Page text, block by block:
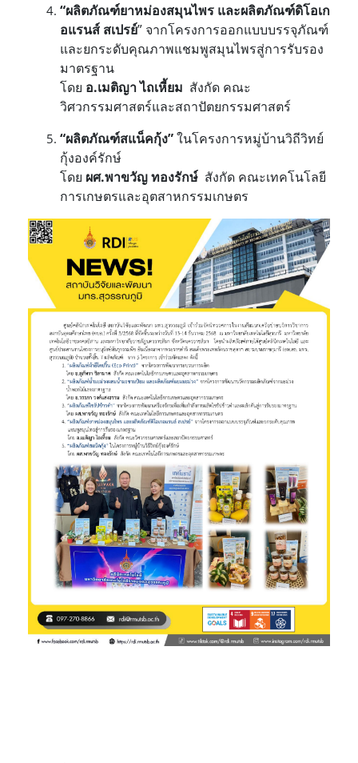
“ผลิตภัณฑ์ยาหม่องสมุนไพร และผลิตภัณฑ์ดิโอเก
อแรนส์ สเปรย์” จากโครงการออกแบบบรรจุภัณฑ์
และยกระดับคุณภาพแชมพูสมุนไพรสู่การรับรอง
มาตรฐาน
โดย อ.เมติญา ไถเหี้ยม สังกัด คณะ
วิศวกรรมศาสตร์และสถาปัตยกรรมศาสตร์
“ผลิตภัณฑ์สแน็คกุ้ง”ในโครงการหมู่บ้านวิถีวิทย์
กุ้งองค์รักษ์
โดย ผศ.พาขวัญ ทองรักษ์ สังกัด คณะเทคโนโลยี
การเกษตรและอุตสาหกรรมเกษตร